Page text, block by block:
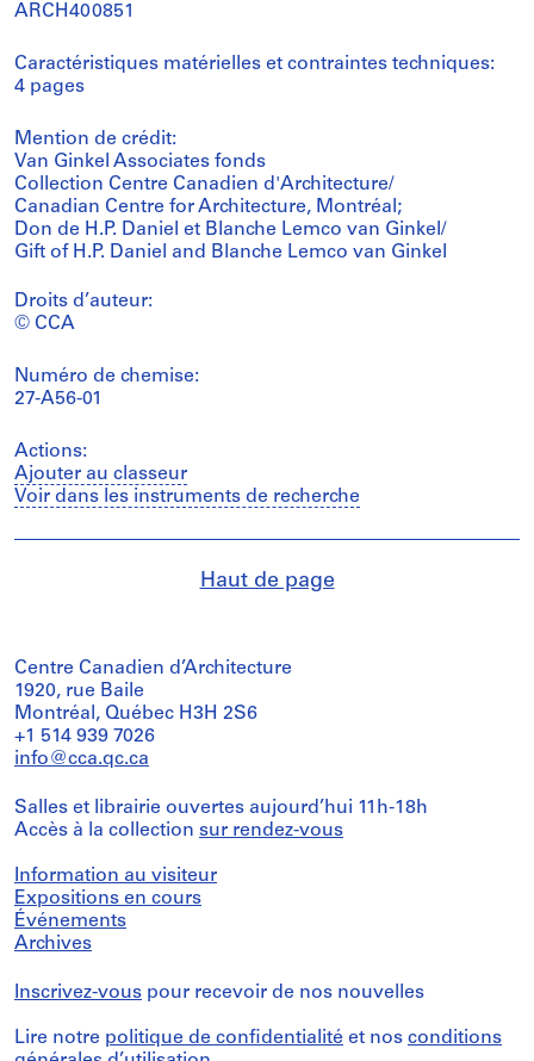
ARCH400851
Caractéristiques matérielles et contraintes techniques:
4 pages
Mention de crédit:
Van Ginkel Associates fonds
Collection Centre Canadien d'Architecture/
Canadian Centre for Architecture, Montréal;
Don de H.P. Daniel et Blanche Lemco van Ginkel/
Gift of H.P. Daniel and Blanche Lemco van Ginkel
Droits d’auteur:
© CCA
Numéro de chemise:
27-A56-01
Actions:
Ajouter au classeur
Voir dans les instruments de recherche
Haut de page
Centre Canadien d’Architecture
1920, rue Baile
Montréal, Québec H3H 2S6
+1 514 939 7026
info@cca.qc.ca
Salles et librairie ouvertes aujourd’hui 11h-18h
Accès à la collection sur rendez-vous
Information au visiteur
Expositions en cours
Événements
Archives
Inscrivez-vous pour recevoir de nos nouvelles
Lire notre politique de confidentialité et nos conditions